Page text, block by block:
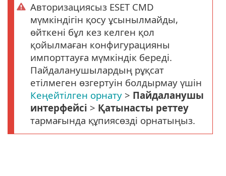
Авторизациясыз ESET CMD
мүмкіндігін қосу ұсынылмайды,
өйткені бұл кез келген қол
қойылмаған конфигурацияны
импорттауға мүмкіндік береді.
Пайдаланушылардың рұқсат
етілмеген өзгертуін болдырмау үшін
Кеңейтілген орнату > Пайдаланушы
интерфейсі > Қатынасты реттеу
тармағында құпиясөзді орнатыңыз.